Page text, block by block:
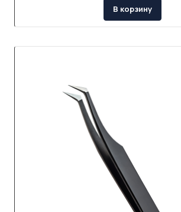
В корзину